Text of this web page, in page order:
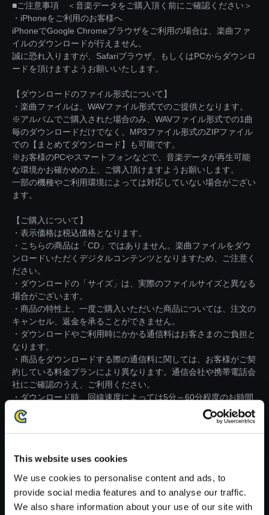
This website uses cookies
We use cookies to personalise content and ads, to
provide social media features and to analyse our traffic.
We also share information about your use of our site with
■ご注意事項 ＜音楽データをご購入頂く前にご確認ください＞
・iPhoneをご利用のお客様へ
iPhoneでGoogle Chromeブラウザをご利用の場合は、楽曲ファ
イルのダウンロードが行えません。
誠に恐れ入りますが、Safariブラウザ、もしくはPCからダウンロ
ードを頂けますようお願いいたします。
【ダウンロードのファイル形式について】
・楽曲ファイルは、WAVファイル形式でのご提供となります。
※アルバムでご購入された場合のみ、WAVファイル形式での1曲
毎のダウンロードだけでなく、MP3ファイル形式のZIPファイル
での【まとめてダウンロード】も可能です。
※お客様のPCやスマートフォンなどで、音楽データが再生可能
な環境かお確かめの上、ご購入頂けますようお願いします。
一部の機種やご利用環境によっては対応していない場合がござい
ます。
【ご購入について】
・表示価格は税込価格となります。
・こちらの商品は「CD」ではありません。楽曲ファイルをダウ
ンロードいただくデジタルコンテンツとなりますため、ご注意く
ださい。
・ダウンロードの「サイズ」は、実際のファイルサイズと異なる
場合がございます。
・商品の特性上、一度ご購入いただいた商品については、注文の
キャンセル、返金を承ることができません。
・ダウンロードやご利用時にかかる通信料はお客さまのご負担と
なります。
・商品をダウンロードする際の通信料に関しては、お客様がご契
約している料金プランにより異なります。通信会社や携帯電話会
社にご確認のうえ、ご利用ください。
・ダウンロード時、回線速度によっては5分～60分程度のお時間
がかかる場合がございます。
※ご購入いただいたファイルのダウンロードの際には、通信環境
が安定しているWifi環境でお試しください。